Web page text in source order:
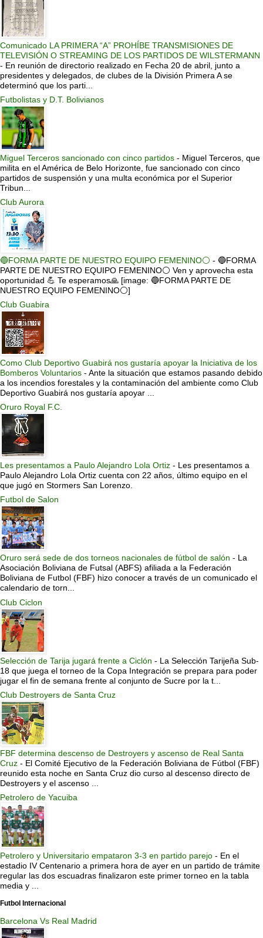
Comunicado LA PRIMERA “A” PROHÍBE TRANSMISIONES DE
TELEVISIÓN O STREAMING DE LOS PARTIDOS DE WILSTERMANN
- En reunión de directorio realizado en Fecha 20 de abril, junto a
presidentes y delegados, de clubes de la División Primera A se
determinó que los parti...
Futbolistas y D.T. Bolivianos
Miguel Terceros sancionado con cinco partidos - Miguel Terceros, que
milita en el América de Belo Horizonte, fue sancionado con cinco
partidos de suspensión y una multa económica por el Superior
Tribun...
Club Aurora
🔵FORMA PARTE DE NUESTRO EQUIPO FEMENINO⚪ - 🔵FORMA
PARTE DE NUESTRO EQUIPO FEMENINO⚪ Ven y aprovecha esta
oportunidad 💪 Te esperamos🙏 [image: 🔵FORMA PARTE DE
NUESTRO EQUIPO FEMENINO⚪]
Club Guabira
Como Club Deportivo Guabirá nos gustaría apoyar la Iniciativa de los
Bomberos Voluntarios - Ante la situación que estamos pasando debido
a los incendios forestales y la contaminación del ambiente como Club
Deportivo Guabirá nos gustaría apoyar ...
Oruro Royal F.C.
Les presentamos a Paulo Alejandro Lola Ortiz - Les presentamos a
Paulo Alejandro Lola Ortiz cuenta con 22 años, último equipo en el
que jugó en Stormers San Lorenzo.
Futbol de Salon
Oruro será sede de dos torneos nacionales de fútbol de salón - La
Asociación Boliviana de Futsal (ABFS) afiliada a la Federación
Boliviana de Futbol (FBF) hizo conocer a través de un comunicado el
calendario de torn...
Club Ciclon
Selección de Tarija jugará frente a Ciclón - La Selección Tarijeña Sub-
18 que juega el torneo de la Copa Integración se prepara para poder
jugar el fin de semana frente al conjunto de Sucre por la t...
Club Destroyers de Santa Cruz
FBF determina descenso de Destroyers y ascenso de Real Santa
Cruz - El Comité Ejecutivo de la Federación Boliviana de Fútbol (FBF)
reunido esta noche en Santa Cruz dio curso al descenso directo de
Destroyers y el ascenso ...
Petrolero de Yacuiba
Petrolero y Universitario empataron 3-3 en partido parejo - En el
estadio IV Centenario a primera hora de ayer en un partido de trámite
regular las dos escuadras finalizaron este primer torneo en la tabla
media y ...
Futbol Internacional
Barcelona Vs Real Madrid